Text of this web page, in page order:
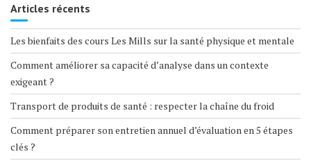
Articles récents
Les bienfaits des cours Les Mills sur la santé physique et mentale
Comment améliorer sa capacité d’analyse dans un contexte
exigeant ?
Transport de produits de santé : respecter la chaîne du froid
Comment préparer son entretien annuel d’évaluation en 5 étapes
clés ?